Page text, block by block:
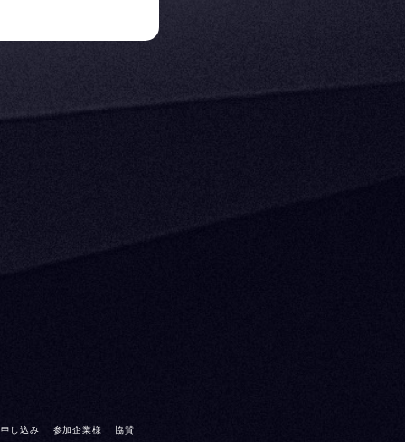
し込み 参加企業様 協賛